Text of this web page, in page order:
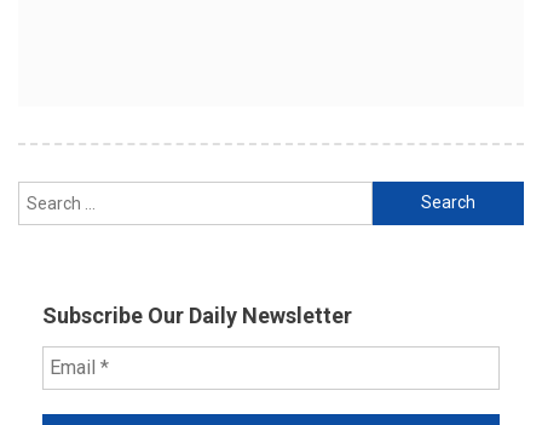
Search
for:
Subscribe Our Daily Newsletter